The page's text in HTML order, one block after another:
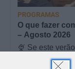
O que fazer
– Agosto 2026
🍨 Se este
mais do que
é para si. Há
TODO O PAÍS
PROGRAMAS